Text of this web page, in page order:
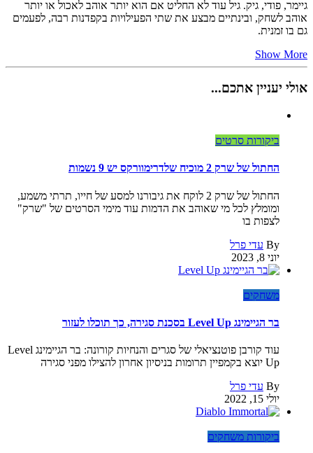
גיימר, פודי, גיק. גיל עוד לא החליט אם הוא יותר אוהב לאכול או יותר
אוהב לשחק, ובינתיים מבצע את שתי הפעילויות בקפדנות רבה, לפעמים
גם בו זמנית.
Show More
אולי יעניין אתכם...
ביקורות סרטים
החתול של שרק 2 מוכיח שלדרימוורקס יש 9 נשמות
החתול של שרק 2 לוקח את גיבורנו למסע של חייו, תרתי משמע,
ומומלץ לכל מי שאוהב את הדמות עוד מימי הסרטים של "שרק"
לצפות בו
By עדי פרל
יוני 8, 2023
משחקים
בר הגיימינג Level Up בסכנת סגירה, כך תוכלו לעזור
עוד קורבן פוטנציאלי של סגרים והנחיות קורונה: בר הגיימינג Level
Up יוצא בקמפיין תרומות בניסיון אחרון להצילו מפני סגירה
By עדי פרל
יולי 15, 2022
ביקורות משחקים